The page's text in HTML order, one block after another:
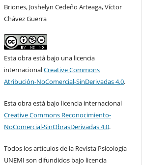
Briones, Joshelyn Cedeño Arteaga, Víctor
Chávez Guerra
Esta obra está bajo una licencia
internacionalCreative Commons
Atribución-NoComercial-SinDerivadas 4.0.
Esta obra está bajo licencia internacional
Creative Commons Reconocimiento-
NoComercial-SinObrasDerivadas 4.0.
Todos los artículos de la Revista Psicología
UNEMI son difundidos bajo licencia